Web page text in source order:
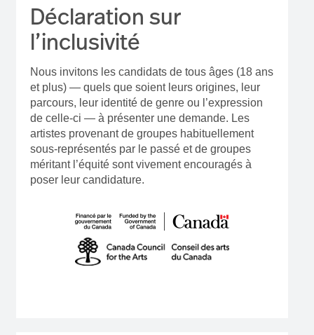
Déclaration sur
l’inclusivité
Nous invitons les candidats de tous âges (18 ans
et plus) — quels que soient leurs origines, leur
parcours, leur identité de genre ou l’expression
de celle-ci — à présenter une demande. Les
artistes provenant de groupes habituellement
sous-représentés par le passé et de groupes
méritant l’équité sont vivement encouragés à
poser leur candidature.